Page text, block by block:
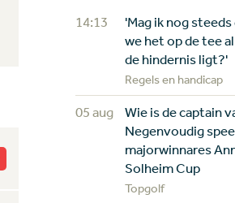
14:13
'Mag ik nog
we het op de tee
de hindernis ligt?'
Regels en handicap
05 aug
Wie is de captain
Negenvoudig
majorwinnares
Solheim Cup
Topgolf